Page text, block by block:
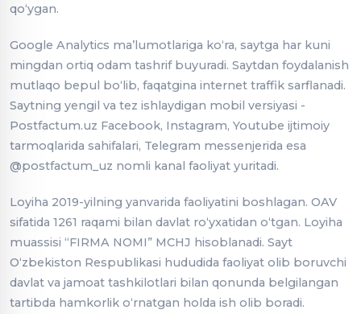
qoʻygan.
Google Analytics maʼlumotlariga koʻra, saytga har kuni
mingdan ortiq odam tashrif buyuradi. Saytdan foydalanish
mutlaqo bepul boʻlib, faqatgina internet traffik sarflanadi.
Saytning yengil va tez ishlaydigan mobil versiyasi -
Postfactum.uz Facebook, Instagram, Youtube ijtimoiy
tarmoqlarida sahifalari, Telegram messenjerida esa
@postfactum_uz nomli kanal faoliyat yuritadi.
Loyiha 2019-yilning yanvarida faoliyatini boshlagan. OAV
sifatida 1261 raqami bilan davlat ro‘yxatidan o‘tgan. Loyiha
muassisi “FIRMA NOMI” MCHJ hisoblanadi. Sayt
Oʻzbekiston Respublikasi hududida faoliyat olib boruvchi
davlat va jamoat tashkilotlari bilan qonunda belgilangan
tartibda hamkorlik oʻrnatgan holda ish olib boradi.